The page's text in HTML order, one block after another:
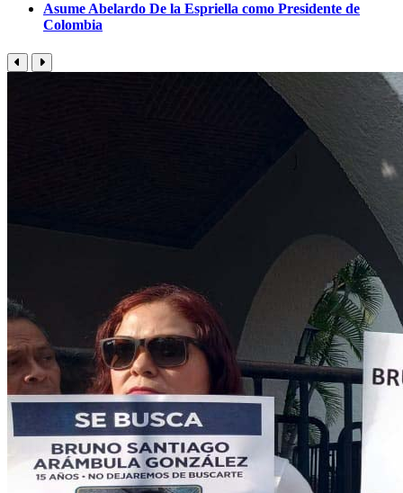
Asume Abelardo De la Espriella como Presidente de
Colombia